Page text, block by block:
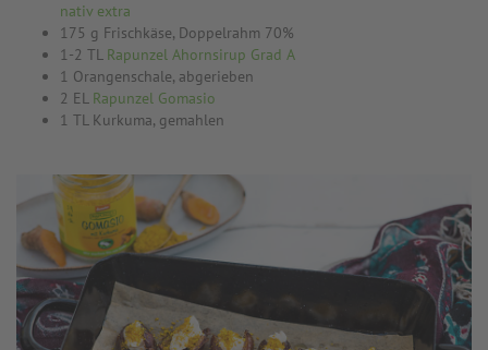
nativ extra
175 g Frischkäse, Doppelrahm 70%
1-2 TL Rapunzel Ahornsirup Grad A
1 Orangenschale, abgerieben
2 EL Rapunzel Gomasio
1 TL Kurkuma, gemahlen